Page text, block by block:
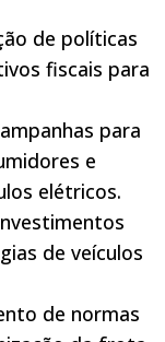
de políticas
fiscais para
para
e
elétricos.
de veículos
de normas